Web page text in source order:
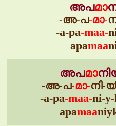
അപമാ
-അ-പ-മാ-
-a-pa-maa-
apamaa
അപമാ
-അ-പ-മാ-നി-
-a-pa-maa-ni-
apamaa